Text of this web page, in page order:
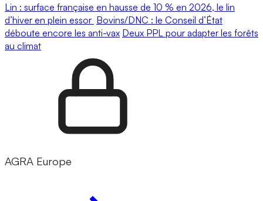
Lin : surface française en hausse de 10 % en 2026, le lin
d’hiver en plein essor Bovins/DNC : le Conseil d’État
déboute encore les anti-vax Deux PPL pour adapter les forêts
au climat
AGRA Europe